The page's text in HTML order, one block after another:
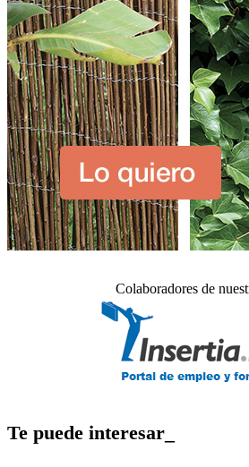
Colaboradores de
Te puede interesar_